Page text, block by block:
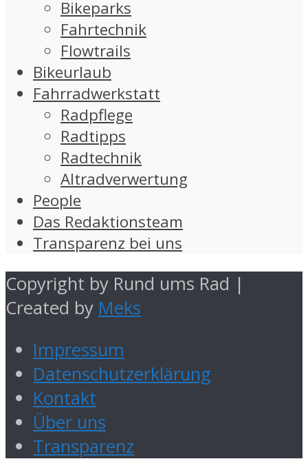
Bikeparks
Fahrtechnik
Flowtrails
Bikeurlaub
Fahrradwerkstatt
Radpflege
Radtipps
Radtechnik
Altradverwertung
People
Das Redaktionsteam
Transparenz bei uns
Copyright by Rund ums Rad |
Created by Meks
Impressum
Datenschutzerklärung
Kontakt
Über uns
Transparenz